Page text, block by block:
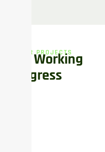
OUR PROJECTS
Working
gress